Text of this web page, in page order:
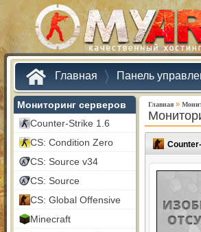
Главная Панель
Мониторинг серверов
Counter-Strike 1.6
CS: Condition Zero
CS: Source v34
CS: Source
CS: Global Offensive
Minecraft
Главная »